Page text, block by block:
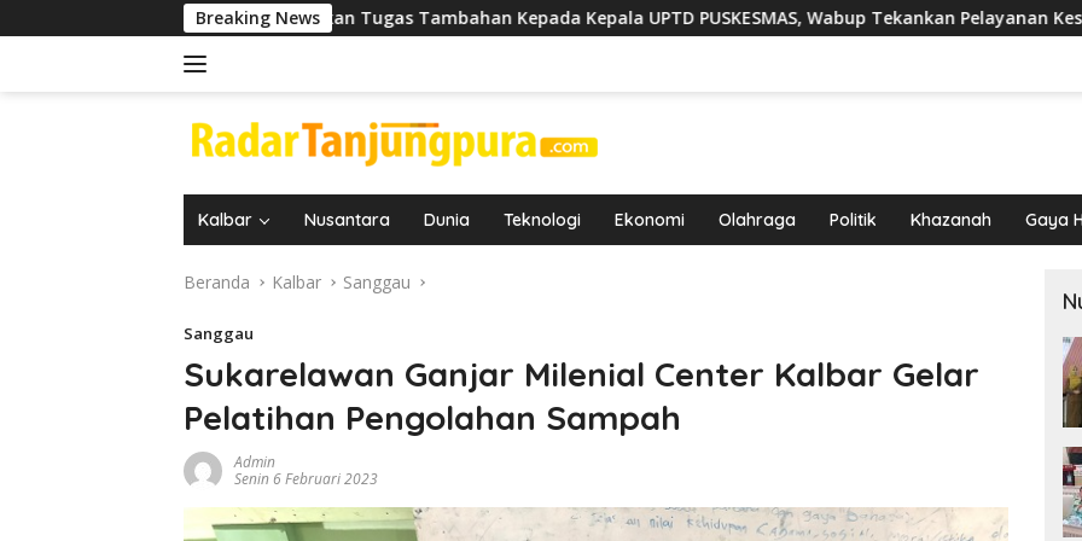
ke
Breaking News
Serahkan Tugas Tambahan Kepada Kepala UPTD PUSKESMAS, Wabup Tekankan Pelayanan Kesehatan Harus Semakin
Kalbar Nusantara Dunia Teknologi Ekonomi Olahraga Politik Khazanah Gaya
Beranda Kalbar Sanggau
Sanggau
Sukarelawan Ganjar Milenial Center Kalbar Gelar
Pelatihan Pengolahan Sampah
Admin
Senin 6 Februari 2023